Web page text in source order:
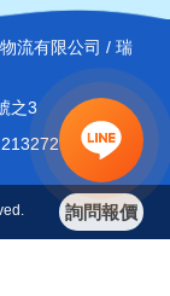
流有限公司 / 瑞
之3
詢問報價